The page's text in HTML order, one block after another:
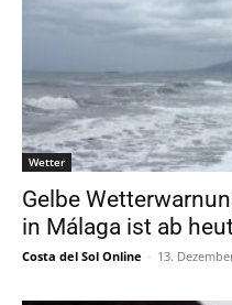
Wetter
Gelbe
in Málaga ist ab
Costa del Sol Online - 13.